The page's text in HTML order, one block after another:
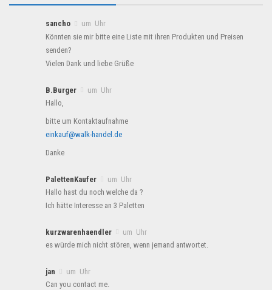
sancho
um Uhr
Könnten sie mir bitte eine Liste mit ihren Produkten und Preisen
senden?
Vielen Dank und liebe Grüße
B.Burger
um Uhr
Hallo,
bitte um Kontaktaufnahme
einkauf@walk-handel.de
Danke
PalettenKaufer
um Uhr
Hallo hast du noch welche da ?
Ich hätte Interesse an 3 Paletten
kurzwarenhaendler
um Uhr
es würde mich nicht stören, wenn jemand antwortet.
jan
um Uhr
Can you contact me.